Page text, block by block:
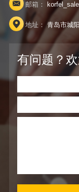
邮箱：
地址：青岛市城
有问题？